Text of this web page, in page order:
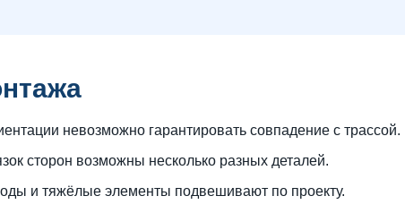
невозможно гарантировать совпадение с трассой.
сторон возможны несколько разных деталей.
и тяжёлые элементы подвешивают по проекту.